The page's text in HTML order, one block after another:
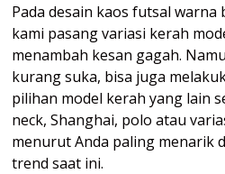
Pada desain kaos futsal
kami pasang variasi kerah
menambah kesan gagah.
kurang suka, bisa juga
pilihan model kerah yang lain
neck, Shanghai, polo atau
menurut Anda paling menarik
trend saat ini.